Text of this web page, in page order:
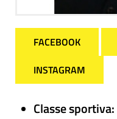
FACEBOOK
INSTAGRAM
Classe sportiva: